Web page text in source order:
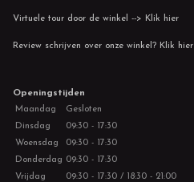
Virtuele tour door de winkel --> Klik hier
Review schrijven over onze winkel? Klik hier
Openingstijden
Maandag
Gesloten
Dinsdag
09:30 - 17:30
Woensdag
09:30 - 17:30
Donderdag 09:30 - 17:30
Vrijdag
09:30 - 17:30 / 18:30 - 21:00